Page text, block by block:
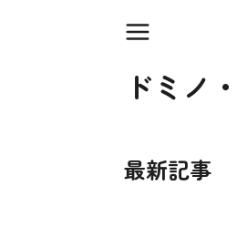
ドミノ
最新記事